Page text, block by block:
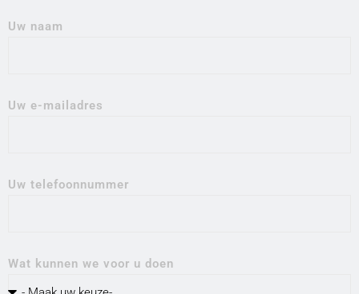
Uw naam
Uw e-mailadres
Uw telefoonnummer
Wat kunnen we voor u doen